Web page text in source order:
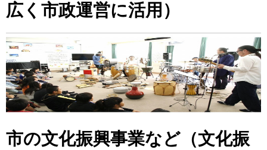
広く市政運営に活用）
市の文化振興事業など（文化振